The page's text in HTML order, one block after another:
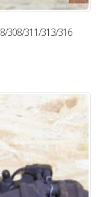
308/311/313/316